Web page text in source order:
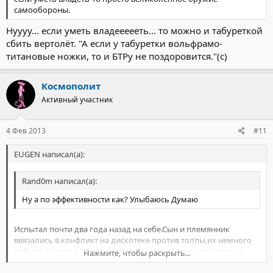
самообороны.
Нуууу... если уметь владеееееть... то можно и табуреткой
сбить вертолёт. "А если у табуретки вольфрамо-
титановые ножки, то и БТРу не поздоровится."(с)
Космополит
Активный участник
4 Фев 2013 #11
EUGEN написал(а):
Rand0m написал(а):
Ну а по эффективности как? Улыбаюсь Думаю
Испытал почти два года назад на себе.Сын и племянник
ввязались в конфликт на дискотеке против толпы,их немного
побили.Звонят в 12ночи приедь,помоги,благо нелалеко от
дома.Ну я и рванул туда один.А там толпа человек
Нажмите, чтобы раскрыть...